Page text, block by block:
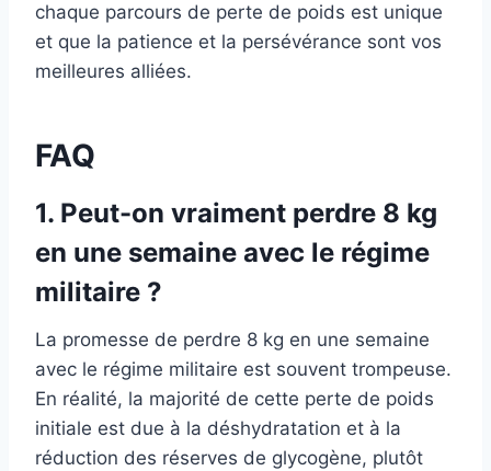
chaque parcours de perte de poids est unique
et que la patience et la persévérance sont vos
meilleures alliées.
FAQ
1. Peut-on vraiment perdre 8 kg
en une semaine avec le régime
militaire ?
La promesse de perdre 8 kg en une semaine
avec le régime militaire est souvent trompeuse.
En réalité, la majorité de cette perte de poids
initiale est due à la déshydratation et à la
réduction des réserves de glycogène, plutôt